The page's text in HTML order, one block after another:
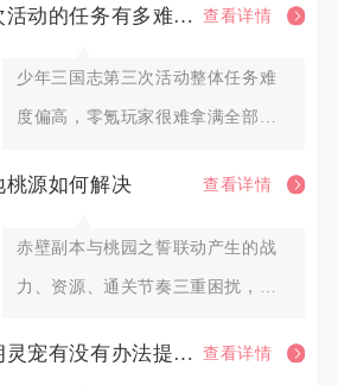
少年三国志第三次活动的任务有多难完成 查看详情
少年三国志第三次活动整体任务难
度偏高，零氪玩家很难拿满全部档
桃源如何解决 查看详情
赤壁副本与桃园之誓联动产生的战
力、资源、通关节奏三重困扰，可
花千骨手游孟玄朗灵宠有没有办法提高其出战的生存能力 查看详情